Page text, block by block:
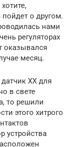
пойдет о другом.
нами
регуляторах
оказывался
месяц.
ХХ для
в свете
то решили
этого хитрого
устройства